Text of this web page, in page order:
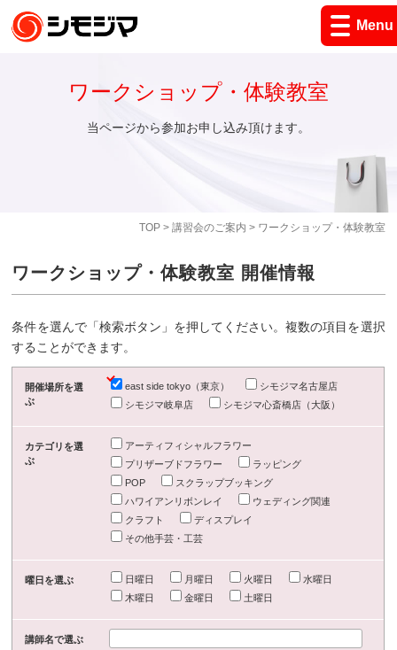
Menu
TOP> 講習会のご案内 > ワークショップ・体験教室
ワークショップ・体験教室
当ページから参加お申し込み頂けます。
ワークショップ・体験教室 開催情報
条件を選んで「検索ボタン」を押してください。複数の項目を選択
することができます。
開催場所を選
ぶ
east side tokyo（東京）
シモジマ名古屋店
シモジマ岐阜店
シモジマ心斎橋店（大阪）
カテゴリを選
ぶ
アーティフィシャルフラワー
プリザーブドフラワー
ラッピング
POP
スクラップブッキング
ハワイアンリボンレイ
ウェディング関連
クラフト
ディスプレイ
その他手芸・工芸
曜日を選ぶ 日曜日 月曜日 火曜日
水曜日
木曜日
金曜日 土曜日
講師名で選ぶ